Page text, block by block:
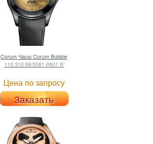
Corum Часы Corum Bubble
110.310.98/0081 PA01 R
Цена по запросу
Заказать